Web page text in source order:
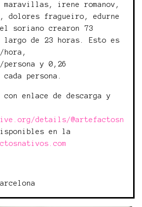
irene romanov,
dolores fragueiro, edurne
soriano crearon 73
de 23 horas. Esto es
hora,
y 0,26
persona.
con enlace de descarga y
details/@artefactosn
en la